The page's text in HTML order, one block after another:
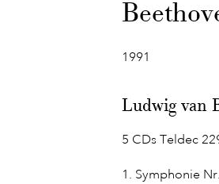
1991
Ludwig van
5 CDs Teldec
1. Symphonie